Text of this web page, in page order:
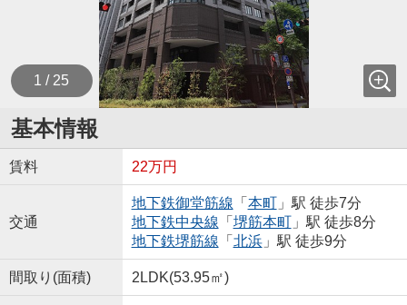
1 / 25
基本情報
賃料 22万円
交通
地下鉄御堂筋線 「 本町」駅 徒歩7分
地下鉄中央線 「 堺筋本町」駅 徒歩8分
地下鉄堺筋線 「 北浜」駅 徒歩9分
間取り(面積) 2LDK(53.95㎡)